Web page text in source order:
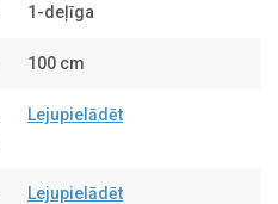
1-deļīga
100 cm
Lejupielādēt
Lejupielādēt